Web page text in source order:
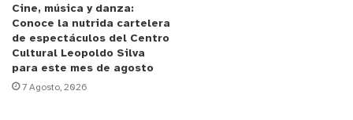
Cine, música y danza:
Conoce la nutrida cartelera
de espectáculos del Centro
Cultural Leopoldo Silva
para este mes de agosto
7 Agosto, 2026